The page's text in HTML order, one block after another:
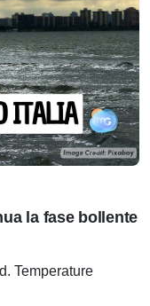
la fase bollente
Temperature